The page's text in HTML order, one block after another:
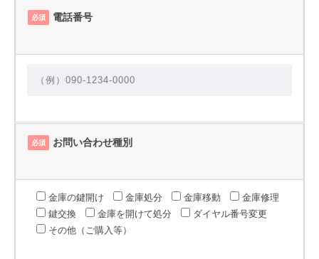
必須 電話番号
必須 お問い合わせ種別
金庫の鍵開け 金庫処分 金庫移動
金庫修理
鍵交換
金庫を開けて処分
ダイヤル番号変更
その他（ご購入等）